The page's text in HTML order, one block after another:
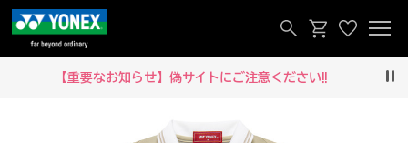
【重要なお知らせ】偽サイトにご注意ください‼